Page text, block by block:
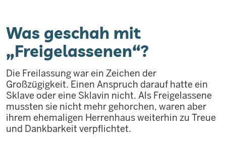
Was geschah mit
„Freigelassenen“?
Die Freilassung war ein Zeichen der
Großzügigkeit. Einen Anspruch darauf hatte ein
Sklave oder eine Sklavin nicht. Als Freigelassene
mussten sie nicht mehr gehorchen, waren aber
ihrem ehemaligen Herrenhaus weiterhin zu Treue
und Dankbarkeit verpflichtet.